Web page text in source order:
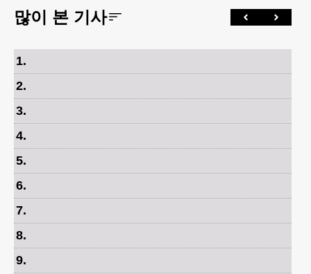
많이 본 기사
1.
2.
3.
4.
5.
6.
7.
8.
9.